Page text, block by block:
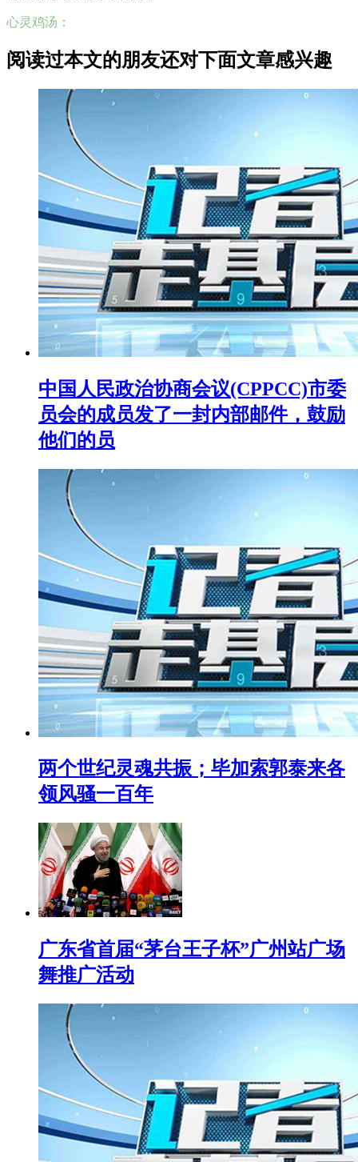
心灵鸡汤：
阅读过本文的朋友还对下面文章感兴趣
中国人民政治协商会议(CPPCC)市委
员会的成员发了一封内部邮件，鼓励
他们的员
两个世纪灵魂共振；毕加索郭泰来各
领风骚一百年
广东省首届“茅台王子杯”广州站广场
舞推广活动